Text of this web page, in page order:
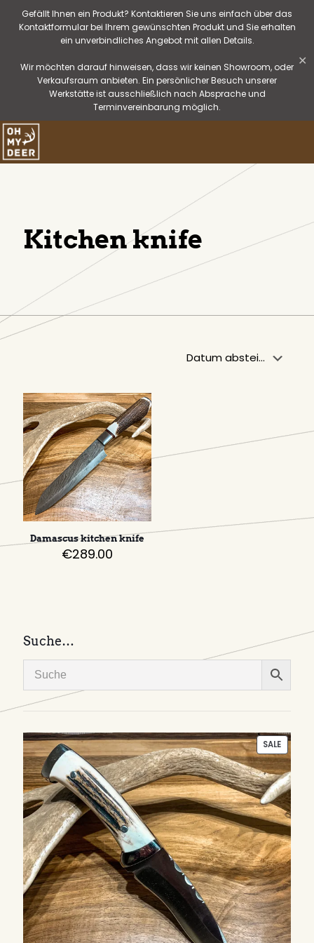
Gefällt Ihnen ein Produkt? Kontaktieren Sie uns einfach über das
Kontaktformular bei Ihrem gewünschten Produkt und Sie erhalten
ein unverbindliches Angebot mit allen Details.
Wir möchten darauf hinweisen, dass wir keinen Showroom, oder
Verkaufsraum anbieten. Ein persönlicher Besuch unserer
Werkstätte ist ausschließlich nach Absprache und
Terminvereinbarung möglich.
✕
Kitchen knife
Damascus kitchen knife
€289.00
Suche…
SALE
ON
SALE